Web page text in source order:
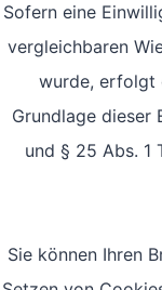
Sofern eine
vergleichbaren
wurde, erfolgt
Grundlage dieser
und § 25 Abs. 1
Sie können Ihren